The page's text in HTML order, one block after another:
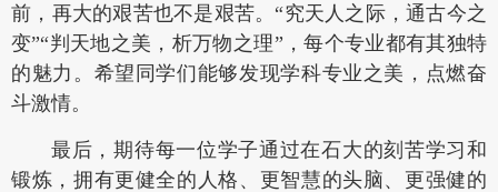
前，再大的艰苦也不是艰苦。“究天人之际，通古今之
变”“判天地之美，析万物之理”，每个专业都有其独特
的魅力。希望同学们能够发现学科专业之美，点燃奋
斗激情。
最后，期待每一位学子通过在石大的刻苦学习和
锻炼，拥有更健全的人格、更智慧的头脑、更强健的